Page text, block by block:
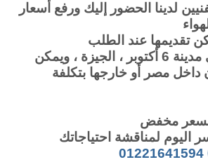
لدينا الحضور إليك ورفع أسعار
تقديمها عند الطلب
تقع هذه الوحدة في مدينة 6 أكتوبر ، الجيزة ، ويمكن
مصر أو خارجها بتكلفة
بسعر مخفض
اليوم لمناقشة احتياجاتك